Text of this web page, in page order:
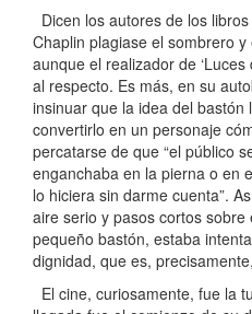
Dicen los autores de los
Chaplin plagiase el sombrero
aunque el realizador de
al respecto. Es más, en su
insinuar que la idea del bastón
convertirlo en un personaje
percatarse de que “el público
enganchaba en la pierna o en
lo hiciera sin darme cuenta”.
aire serio y pasos cortos
pequeño bastón, estaba
dignidad, que es,
El cine, curiosamente, fue la